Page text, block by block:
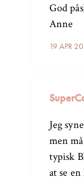
19 APR
God
Anne
Jeg
men
typisk
at se